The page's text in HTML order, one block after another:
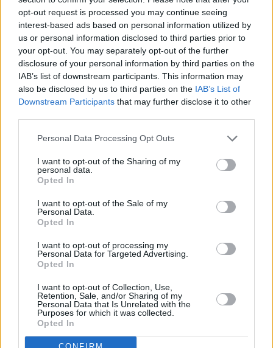
opt-out request is processed you may continue seeing
interest-based ads based on personal information utilized by
us or personal information disclosed to third parties prior to
your opt-out. You may separately opt-out of the further
disclosure of your personal information by third parties on the
IAB’s list of downstream participants. This information may
also be disclosed by us to third parties on the IAB’s List of
Downstream Participants that may further disclose it to other
Personal Data Processing Opt Outs
I want to opt-out of the Sharing of my
personal data.
Opted In
I want to opt-out of the Sale of my
Personal Data.
Opted In
I want to opt-out of processing my
Personal Data for Targeted Advertising.
Opted In
I want to opt-out of Collection, Use,
Retention, Sale, and/or Sharing of my
Personal Data that Is Unrelated with the
Purposes for which it was collected.
Opted In
Kč • náborový bonus 50.000 Kč • příspěvek na ubytování (Jihlava,
Jihlava)
06.08.2026 -Bosch Powertrain s.r.o. • montážní dělník • mzda 44.700
týdenní zálohy na mzdu 2.000 Kč (Jihlava, okres Jihlava)
06.08.2026 -Bosch Powertrain s.r.o. Jihlava • práce ve skladu • mzda
48.400 Kč • náborový bonus 50.000 Kč • ubytování (Jihlava, okres
... další nabídky zaměstnání
Vybrané články
Prima sport - co nabídne v prvním
vysílacím týdnu
Parabola.cz
Dovolená u moře•Bazény